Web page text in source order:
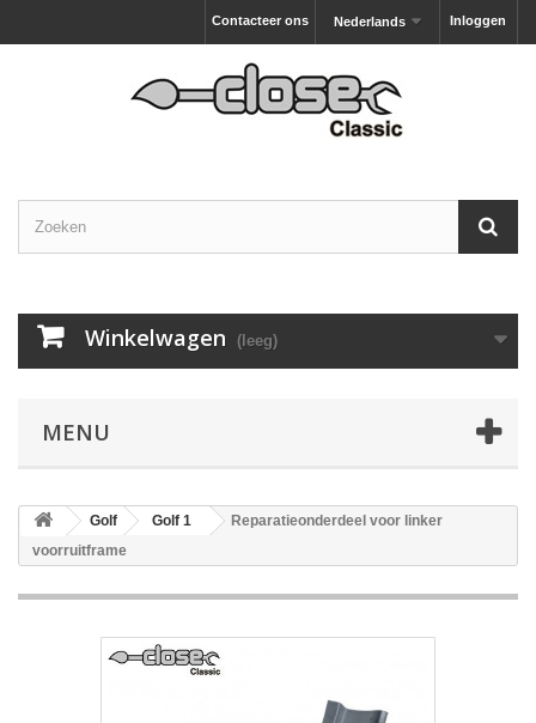
Inloggen
Nederlands
Contacteer ons
Winkelwagen (leeg)
MENU
Golf Golf 1
Reparatieonderdeel voor linker
voorruitframe